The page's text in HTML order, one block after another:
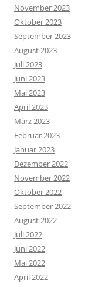
November 2023
Oktober 2023
September 2023
August 2023
Juli 2023
Juni 2023
Mai 2023
April 2023
März 2023
Februar 2023
Januar 2023
Dezember 2022
November 2022
Oktober 2022
September 2022
August 2022
Juli 2022
Juni 2022
Mai 2022
April 2022